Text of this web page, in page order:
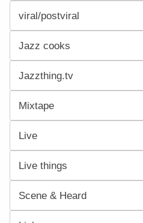
viral/postviral
Jazz cooks
Jazzthing.tv
Mixtape
Live
Live things
Scene & Heard